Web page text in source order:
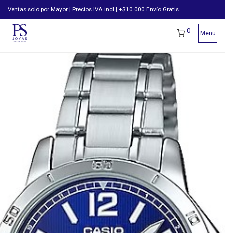
Ventas solo por Mayor | Precios IVA incl | +$10.000 Envío Gratis
0 Menu